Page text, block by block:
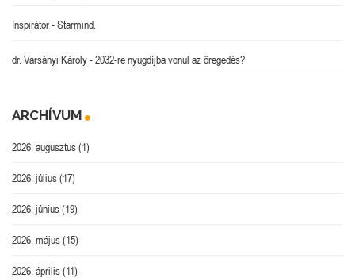
Inspirátor-Starmind.
dr. Varsányi Károly-2032-re nyugdíjba vonul az öregedés?
ARCHÍVUM
2026. augusztus(1)
2026. július(17)
2026. június(19)
2026. május(15)
2026. április(11)